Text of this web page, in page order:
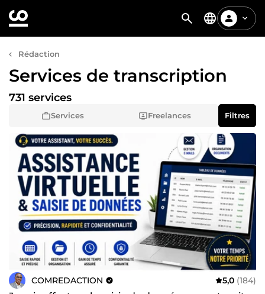
Rédaction
Services de transcription
Services Freelances
731 services
Filtres
COMREDACTION 5,0 (184)